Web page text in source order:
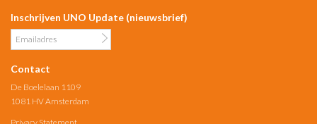
Inschrijven UNO Update (nieuwsbrief)
Contact
De Boelelaan 1109
1081 HV Amsterdam
Privacy Statement